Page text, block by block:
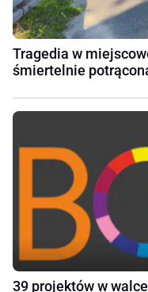
Tragedia w
śmiertelnie
39 projektów w